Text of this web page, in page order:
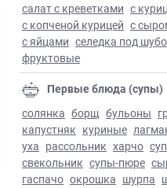
салат с креветками с
с копченой курицей с
с яйцами селедка под
фруктовые
Первые блюда (супы)
солянка борщ бульоны
капустняк куриные
уха рассольник харчо
свекольник супы-пюре
гаспачо окрошка шурпа